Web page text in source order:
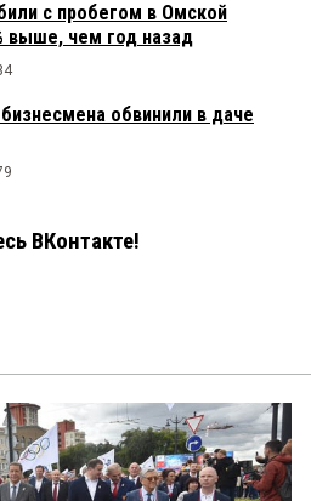
с пробегом в Омской
выше, чем год назад
обвинили в даче
ВКонтакте!